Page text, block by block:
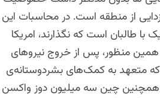
از منطقه است. در محاسبات این
با طالبان است که نگذارند، امریکا
همین منظور، پس از خروج نیروهای
که متعهد به کمک‌های بشردوستانه‌ی
شد. همچنین چین سه میلیون دوز واکسن